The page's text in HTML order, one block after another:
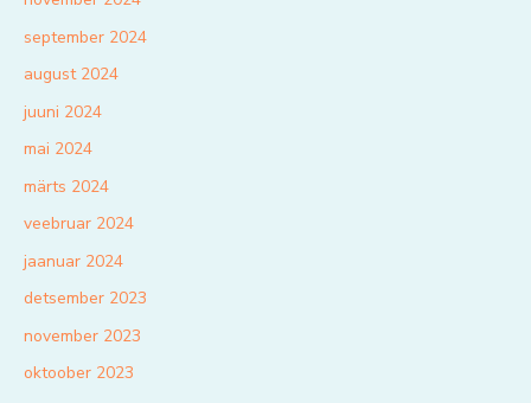
september 2024
august 2024
juuni 2024
mai 2024
märts 2024
veebruar 2024
jaanuar 2024
detsember 2023
november 2023
oktoober 2023